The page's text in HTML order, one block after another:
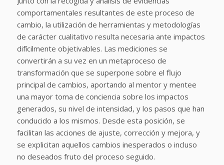
comportamentales resultantes de este proceso de
cambio, la utilización de herramientas y metodologías
de carácter cualitativo resulta necesaria ante impactos
difícilmente objetivables. Las mediciones se
convertirán a su vez en un metaproceso de
transformación que se superpone sobre el flujo
principal de cambios, aportando al mentor y mentee
una mayor toma de conciencia sobre los impactos
generados, su nivel de intensidad, y los pasos que han
conducido a los mismos. Desde esta posición, se
facilitan las acciones de ajuste, corrección y mejora, y
se explicitan aquellos cambios inesperados o incluso
no deseados fruto del proceso seguido.